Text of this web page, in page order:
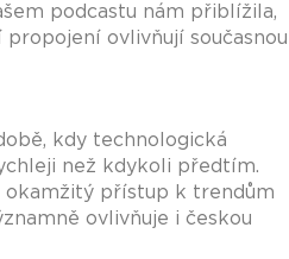
podcastu nám přiblížila,
ovlivňují současnou
kdy technologická
než kdykoli předtím.
okamžitý přístup k trendům
ovlivňuje i českou